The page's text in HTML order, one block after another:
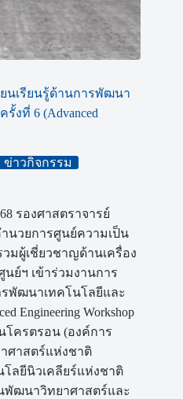
นเรียนรู้ด้านการพัฒนา
งที่ 6 (Advanced
ข่าวกิจกรรม
รองศาสตราจารย์
นวยการศูนย์ความเป็น
มผู้เชี่ยวชาญด้านเครื่อง
ย์ฯ เข้าร่วมงานการ
พัฒนาเทคโนโลยีและ
Engineering Workshop
โครตรอน (องค์การ
ศาสตร์แห่งชาติ
ลยีนิวเคลียร์แห่งชาติ
พัฒนาวิทยาศาสตร์และ